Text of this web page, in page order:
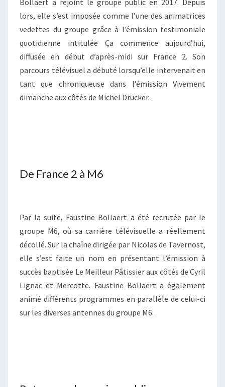
Bollaert a rejoint le groupe public en 2017. Depuis
lors, elle s’est imposée comme l’une des animatrices
vedettes du groupe grâce à l’émission testimoniale
quotidienne intitulée Ça commence aujourd’hui,
diffusée en début d’après-midi sur France 2. Son
parcours télévisuel a débuté lorsqu’elle intervenait en
tant que chroniqueuse dans l’émission Vivement
dimanche aux côtés de Michel Drucker.
De France 2 à M6
Par la suite, Faustine Bollaert a été recrutée par le
groupe M6, où sa carrière télévisuelle a réellement
décollé. Sur la chaîne dirigée par Nicolas de Tavernost,
elle s’est faite un nom en présentant l’émission à
succès baptisée Le Meilleur Pâtissier aux côtés de Cyril
Lignac et Mercotte. Faustine Bollaert a également
animé différents programmes en parallèle de celui-ci
sur les diverses antennes du groupe M6.